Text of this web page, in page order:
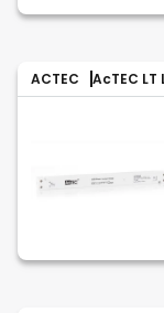
ACTEC AcTEC LT